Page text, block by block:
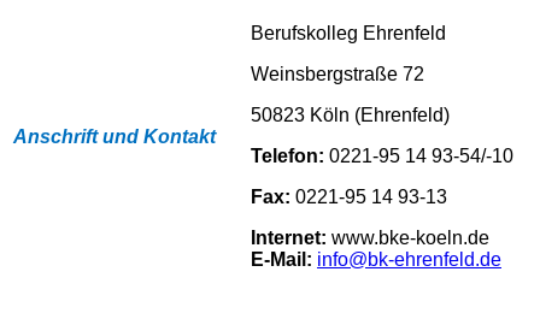
Anschrift und Kontakt
Berufskolleg Ehrenfeld
Weinsbergstraße 72
50823 Köln (Ehrenfeld)
Telefon: 0221-95 14 93-54/-10
Fax: 0221-95 14 93-13
Internet: www.bke-koeln.de
E-Mail: info@bk-ehrenfeld.de